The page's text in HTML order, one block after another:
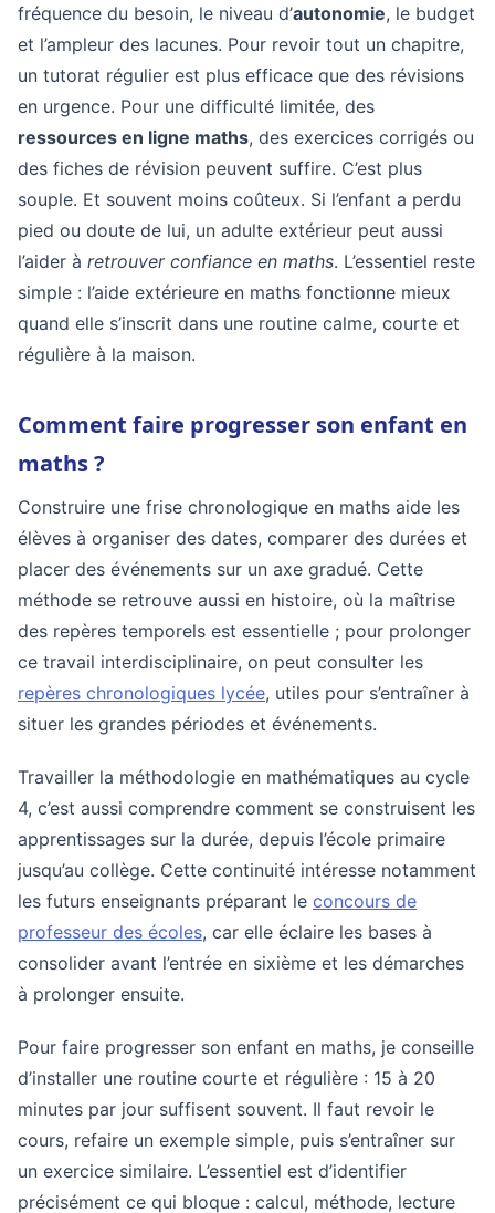
fréquence du besoin, le niveau d’autonomie, le budget
et l’ampleur des lacunes. Pour revoir tout un chapitre,
un tutorat régulier est plus efficace que des révisions
en urgence. Pour une difficulté limitée, des
ressources en ligne maths, des exercices corrigés ou
des fiches de révision peuvent suffire. C’est plus
souple. Et souvent moins coûteux. Si l’enfant a perdu
pied ou doute de lui, un adulte extérieur peut aussi
l’aider à retrouver confiance en maths. L’essentiel reste
simple : l’aide extérieure en maths fonctionne mieux
quand elle s’inscrit dans une routine calme, courte et
régulière à la maison.
Comment faire progresser son enfant en
maths ?
Construire une frise chronologique en maths aide les
élèves à organiser des dates, comparer des durées et
placer des événements sur un axe gradué. Cette
méthode se retrouve aussi en histoire, où la maîtrise
des repères temporels est essentielle ; pour prolonger
ce travail interdisciplinaire, on peut consulter les
repères chronologiques lycée, utiles pour s’entraîner à
situer les grandes périodes et événements.
Travailler la méthodologie en mathématiques au cycle
4, c’est aussi comprendre comment se construisent les
apprentissages sur la durée, depuis l’école primaire
jusqu’au collège. Cette continuité intéresse notamment
les futurs enseignants préparant le concours de
professeur des écoles, car elle éclaire les bases à
consolider avant l’entrée en sixième et les démarches
à prolonger ensuite.
Pour faire progresser son enfant en maths, je conseille
d’installer une routine courte et régulière : 15 à 20
minutes par jour suffisent souvent. Il faut revoir le
cours, refaire un exemple simple, puis s’entraîner sur
un exercice similaire. L’essentiel est d’identifier
précisément ce qui bloque : calcul, méthode, lecture